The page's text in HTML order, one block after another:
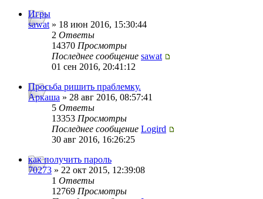
Игры
sawat » 18 июн 2016, 15:30:44
2 Ответы
14370 Просмотры
Последнее сообщение sawat
01 сен 2016, 20:41:12
Просьба ришить праблемку.
Аркаша » 28 авг 2016, 08:57:41
5 Ответы
13353 Просмотры
Последнее сообщение Logird
30 авг 2016, 16:26:25
как получить пароль
70273 » 22 окт 2015, 12:39:08
1 Ответы
12769 Просмотры